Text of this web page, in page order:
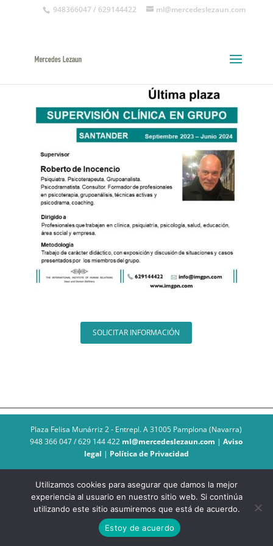
948366047 / 629144422 ml@mercedeslezaun.com
Grupo de supervisión clínica – Roberto
SOLICITAR INFORMACIÓN
Plaza Felisa Munárriz 2 - Entrepl. A 31005 Pamplona (Navarra)
948 366 047 / 629 144 422 ml@mercedeslezaun.com |Aviso
legal | Política de Privacidad
Utilizamos cookies para asegurar que damos la mejor
experiencia al usuario en nuestro sitio web. Si continúa
utilizando este sitio asumiremos que está de acuerdo.
Estoy de acuerdo